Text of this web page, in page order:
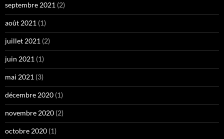
septembre 2021 (2)
août 2021 (1)
juillet 2021 (2)
juin 2021 (1)
mai 2021 (3)
décembre 2020 (1)
novembre 2020 (2)
octobre 2020 (1)